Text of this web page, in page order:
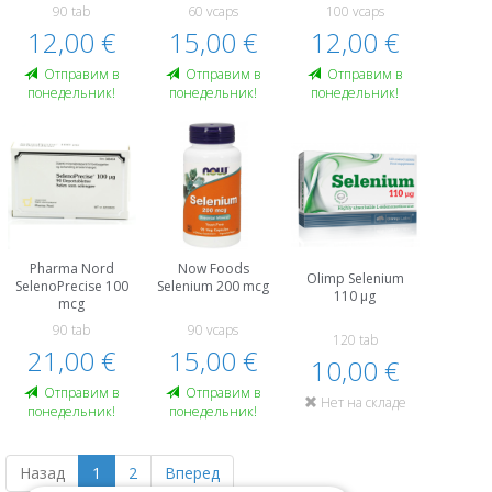
90 tab
12,00 €
Oтправим в
понедельник!
60 vcaps
15,00 €
Oтправим в
понедельник!
100 vcaps
12,00 €
Oтправим в
понедельник!
Pharma Nord
SelenoPrecise 100
mcg
90 tab
21,00 €
Oтправим в
понедельник!
Now Foods
Selenium 200 mcg
90 vcaps
15,00 €
Oтправим в
понедельник!
Olimp Selenium
110 μg
120 tab
10,00 €
Нет на складе
Назад 1 2 Вперед